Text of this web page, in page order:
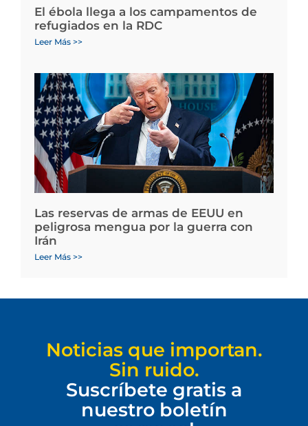
El ébola llega a los campamentos de
refugiados en la RDC
Leer Más >>
Las reservas de armas de EEUU en
peligrosa mengua por la guerra con
Irán
Leer Más >>
Noticias que importan.
Sin ruido.
Suscríbete gratis a
nuestro boletín